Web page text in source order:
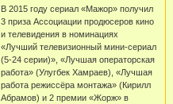
В 2015 году сериал «Мажор» получил
3 приза Ассоциации продюсеров кино
и телевидения в номинациях
«Лучший телевизионный мини-сериал
(5-24 серии)», «Лучшая операторская
работа» (Улугбек Хамраев), «Лучшая
работа режиссёра монтажа» (Кирилл
Абрамов) и 2 премии «Жорж» в